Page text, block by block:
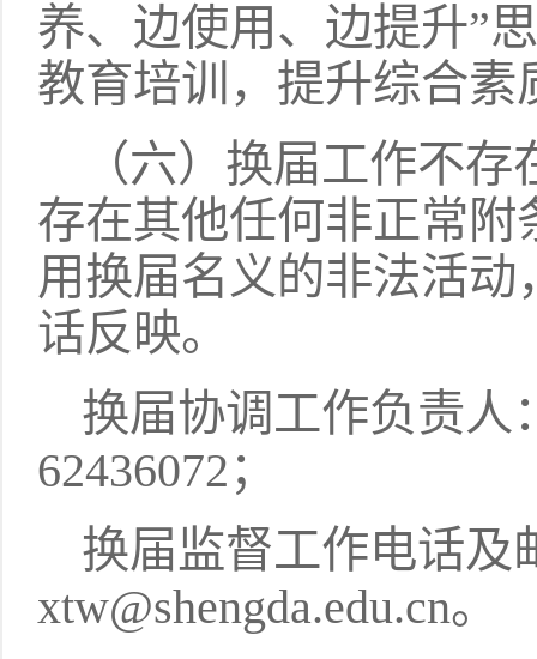
养、边使用、边提升”
教育培训，提升综合素
（六）换届工作不
存在其他任何非正常
用换届名义的非法活
话反映。
换届协调工作负责人
62436072；
换届监督工作电话及
xtw@shengda.edu.cn。